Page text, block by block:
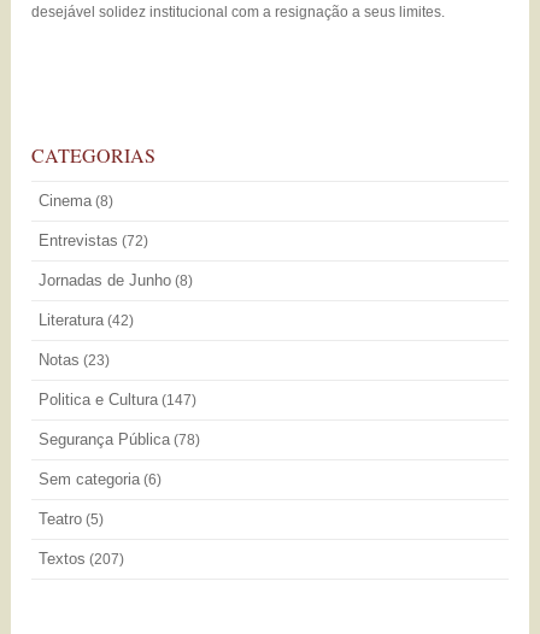
desejável solidez institucional com a resignação a seus limites.
CATEGORIAS
Cinema (8)
Entrevistas (72)
Jornadas de Junho (8)
Literatura (42)
Notas (23)
Politica e Cultura (147)
Segurança Pública (78)
Sem categoria (6)
Teatro (5)
Textos (207)